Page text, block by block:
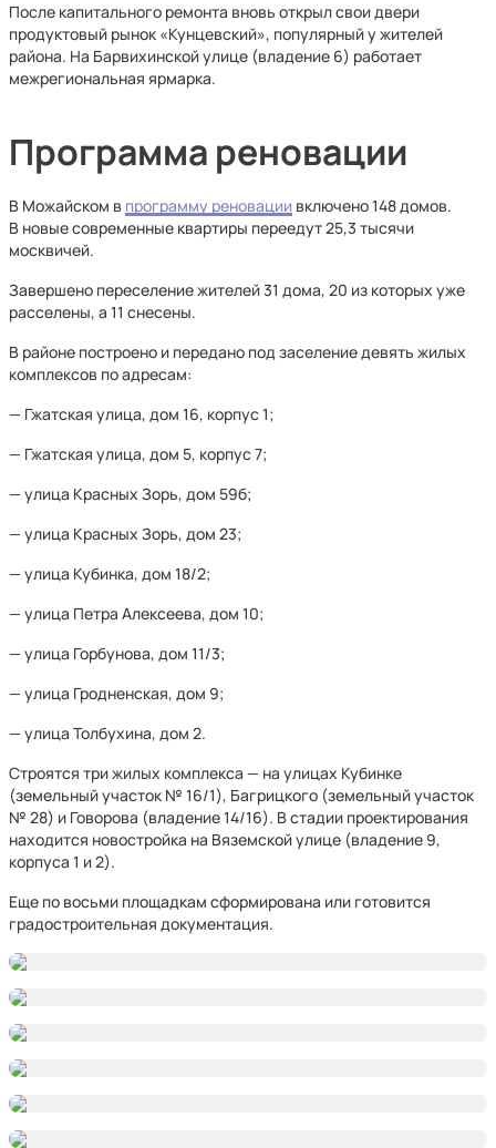
После капитального ремонта вновь открыл свои двери
продуктовый рынок «Кунцевский», популярный у жителей
района. На Барвихинской улице (владение 6) работает
межрегиональная ярмарка.
Программа реновации
В Можайском в программу реновации включено 148 домов.
В новые современные квартиры переедут 25,3 тысячи
москвичей.
Завершено переселение жителей 31 дома, 20 из которых уже
расселены, а 11 снесены.
В районе построено и передано под заселение девять жилых
комплексов по адресам:
— Гжатская улица, дом 16, корпус 1;
— Гжатская улица, дом 5, корпус 7;
— улица Красных Зорь, дом 59б;
— улица Красных Зорь, дом 23;
— улица Кубинка, дом 18/2;
— улица Петра Алексеева, дом 10;
— улица Горбунова, дом 11/3;
— улица Гродненская, дом 9;
— улица Толбухина, дом 2.
Строятся три жилых комплекса — на улицах Кубинке
(земельный участок № 16/1), Багрицкого (земельный участок
№ 28) и Говорова (владение 14/16). В стадии проектирования
находится новостройка на Вяземской улице (владение 9,
корпуса 1 и 2).
Еще по восьми площадкам сформирована или готовится
градостроительная документация.